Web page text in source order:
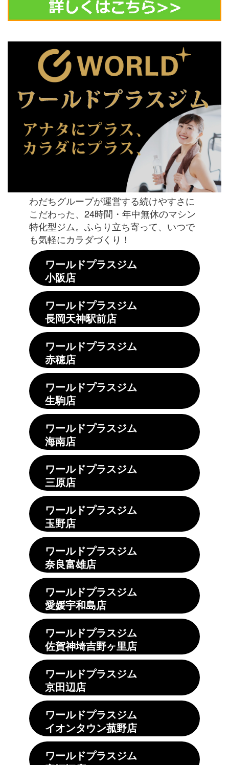
わだちグループが運営する続けやすさに
こだわった、24時間・年中無休のマシン
特化型ジム。ふらり立ち寄って、いつで
も気軽にカラダづくり！
ワールドプラスジム
小阪店
ワールドプラスジム
長岡天神駅前店
ワールドプラスジム
赤穂店
ワールドプラスジム
生駒店
ワールドプラスジム
海南店
ワールドプラスジム
三原店
ワールドプラスジム
玉野店
ワールドプラスジム
奈良富雄店
ワールドプラスジム
愛媛宇和島店
ワールドプラスジム
佐賀神埼吉野ヶ里店
ワールドプラスジム
京田辺店
ワールドプラスジム
イオンタウン菰野店
ワールドプラスジム